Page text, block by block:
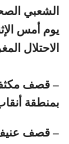
الشعبي
الاحتلال
– قصف
بمنطقة
– قصف عنيف